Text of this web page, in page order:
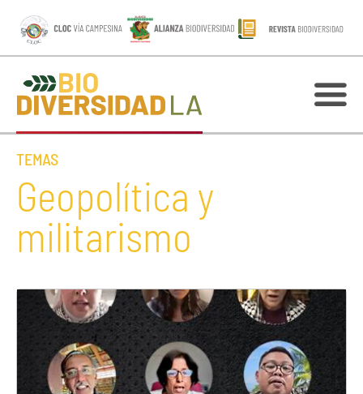
TEMAS
Geopolítica y
militarismo